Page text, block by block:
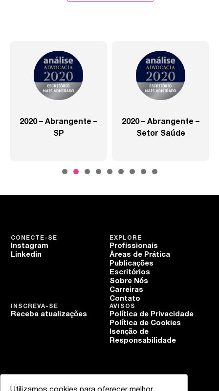
2020 – Abrangente –
SP
2020 – Abrangente –
Setor Saúde
EXPLORE
Profissionais
Áreas de Prática
Publicações
Escritórios
Sobre Nós
Carreiras
Contato
CONECTE-SE
Instagram
Linkedin
AVISOS
Política de Privacidade
Política de Cookies
Isenção de
Responsabilidade
INSCREVA-SE
Receba atualizações